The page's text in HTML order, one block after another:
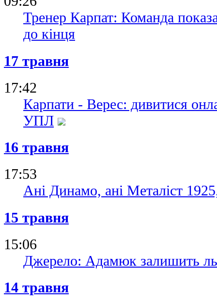
Тренер Карпат: Команда
до кінця
17 травня
17:42
Карпати - Верес: дивитися
УПЛ
16 травня
17:53
Ані Динамо, ані Металіст
15 травня
15:06
Джерело: Адамюк залишить
14 травня